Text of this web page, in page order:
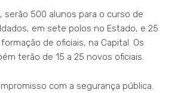
serão 500 alunos para o curso de
em sete polos no Estado, e 25
de oficiais, na Capital. Os
terão de 15 a 25 novos oficiais.
com a segurança pública.